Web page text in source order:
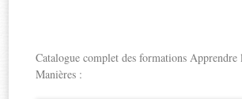
Catalogue complet des formations Apprendre
Manières :